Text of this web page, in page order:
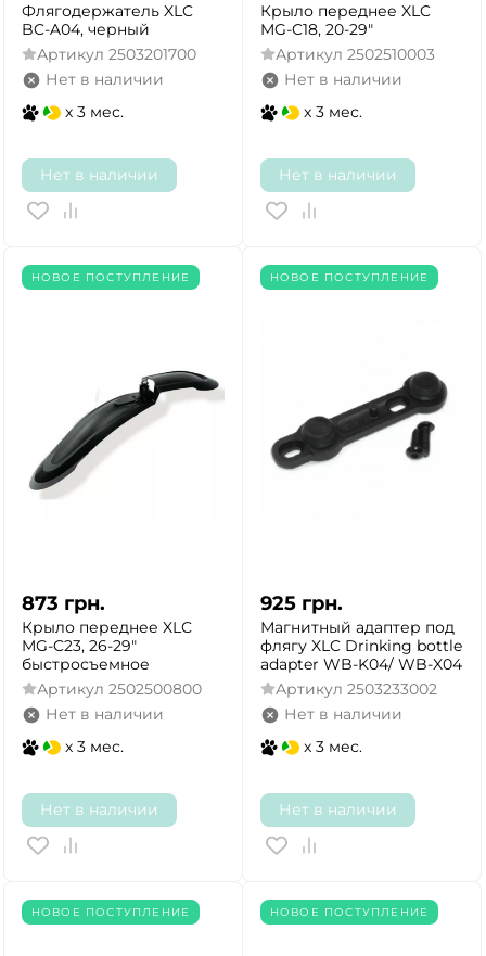
Флягодержатель XLC
BC-A04, черный
Артикул 2503201700
Нет в наличии
x 3 мес.
Нет в наличии
Крыло переднее XLC
MG-C18, 20-29"
Артикул 2502510003
Нет в наличии
x 3 мес.
Нет в наличии
НОВОЕ ПОСТУПЛЕНИЕ
873 грн.
Крыло переднее XLC
MG-C23, 26-29"
быстросъемное
Артикул 2502500800
Нет в наличии
x 3 мес.
Нет в наличии
НОВОЕ ПОСТУПЛЕНИЕ
925 грн.
Магнитный адаптер под
флягу XLC Drinking bottle
adapter WB-K04/ WB-X04
Артикул 2503233002
Нет в наличии
x 3 мес.
Нет в наличии
НОВОЕ ПОСТУПЛЕНИЕ НОВОЕ ПОСТУПЛЕНИЕ